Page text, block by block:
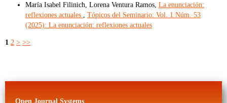
María Isabel Filinich, Lorena Ventura Ramos, La enunciación:
reflexiones actuales
Tópicos del Seminario: Vol. 1 Núm. 53
(2025): La enunciación: reflexiones actuales
1 2 > >>
Open Journal Systems